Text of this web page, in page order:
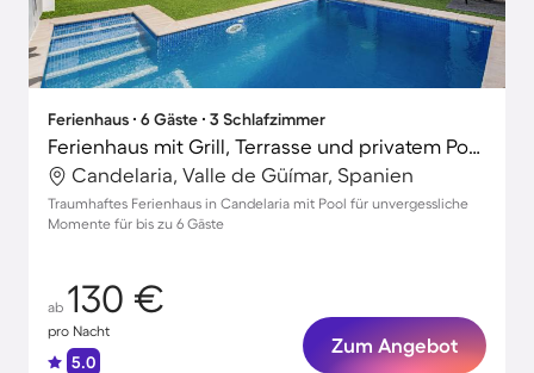
Ferienhaus ∙ 6 Gäste ∙ 3 Schlafzimmer
Ferienhaus mit Grill, Terrasse und privatem Pool | Ideal für Homeoffice
Candelaria, Valle de Güímar, Spanien
Traumhaftes Ferienhaus in Candelaria mit Pool für unvergessliche
Momente für bis zu 6 Gäste
ab 130 €
pro Nacht
5.0
Zum Angebot